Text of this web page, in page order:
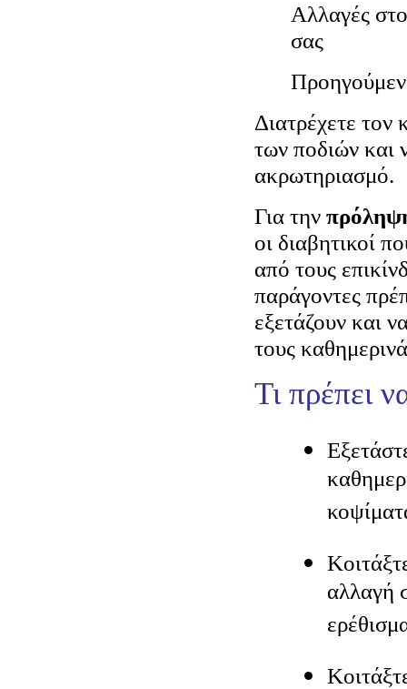
Αλλαγές
σας
Διατρέχετε τον
των ποδιών και
ακρωτηριασμό.
Για την
οι διαβητικοί
από τους
παράγοντες
εξετάζουν και
τους
Τι πρέπει
αλλαγή